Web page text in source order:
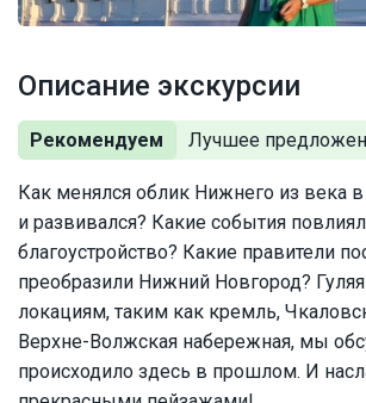
Описание экскурсии
Рекомендуем
Как менялся облик Нижнего из века
и развивался? Какие события
благоустройство? Какие правители
преобразили Нижний Новгород?
локациям, таким как кремль,
Верхне-Волжская набережная, мы
происходило здесь в прошлом. И